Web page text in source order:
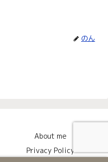
のん
About me
Privacy Policy